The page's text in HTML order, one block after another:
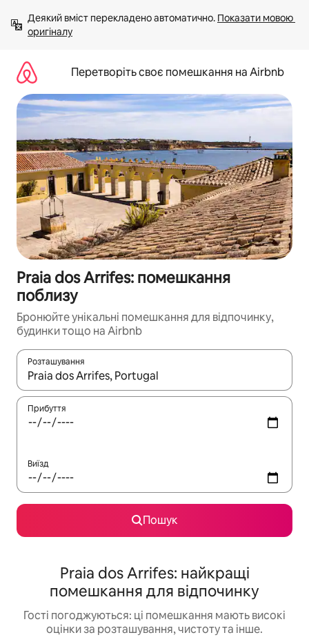
вмісту
Деякий вміст перекладено автоматично. Показати мовою
оригіналу
Перетворіть своє помешкання на Airbnb
Praia dos Arrifes: помешкання
поблизу
Бронюйте унікальні помешкання для відпочинку,
будинки тощо на Airbnb
Розташування
Отримавши результати пошуку, використовуйте для
Прибуття
Виїзд
Пошук
Praia dos Arrifes: найкращі
помешкання для відпочинку
Гості погоджуються: ці помешкання мають високі
оцінки за розташування, чистоту та інше.